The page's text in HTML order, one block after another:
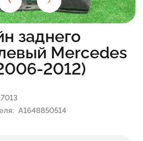
A1648850514
заднего
Mercedes
2012)